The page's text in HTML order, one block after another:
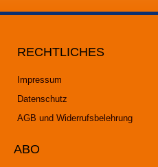
RECHTLICHES
Impressum
Datenschutz
AGB und Widerrufsbelehrung
ABO